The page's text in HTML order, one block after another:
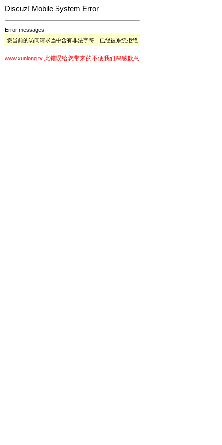
Discuz! Mobile System Error
Error messages:
您当前的访问请求当中含有非法字符，已经被系统拒绝
www.xunlong.tv 此错误给您带来的不便我们深感歉意